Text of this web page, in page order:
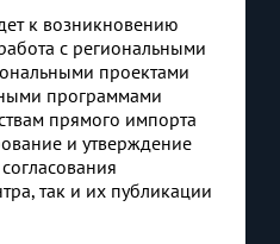
к возникновению
с региональными
проектами
программами
прямого импорта
и утверждение
так и их публикации